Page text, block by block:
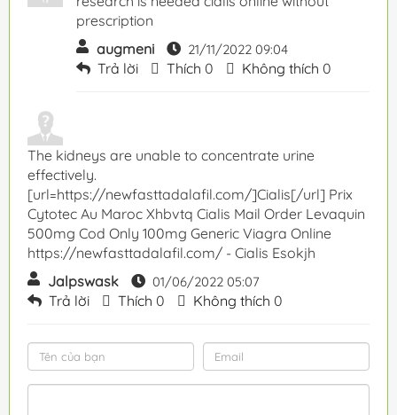
prescription
augmeni
21/11/2022 09:04
Trả lời Thích 0 Không thích 0
The kidneys are unable to concentrate urine
effectively.
[url=https://newfasttadalafil.com/]Cialis[/url] Prix
Cytotec Au Maroc Xhbvtq Cialis Mail Order Levaquin
500mg Cod Only 100mg Generic Viagra Online
https://newfasttadalafil.com/ - Cialis Esokjh
Jalpswask
01/06/2022 05:07
Trả lời Thích 0 Không thích 0